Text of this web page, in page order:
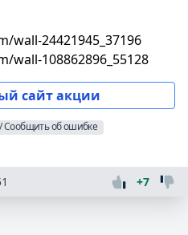
wall-24421945_37196
wall-108862896_55128
сайт акции
Сообщить об ошибке
+7